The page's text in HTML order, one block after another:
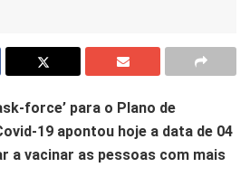
force’ para o Plano de
19 apontou hoje a data de 04
a vacinar as pessoas com mais